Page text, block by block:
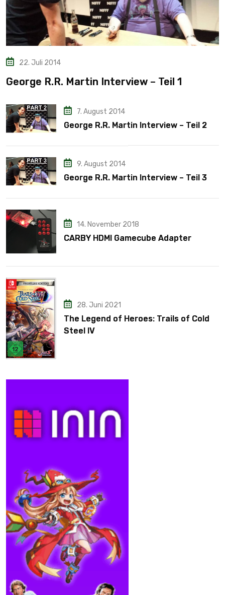
22. Juli 2014
George R.R. Martin Interview – Teil 1
7. August 2014
George R.R. Martin Interview – Teil 2
9. August 2014
George R.R. Martin Interview – Teil 3
14. November 2018
CARBY HDMI Gamecube Adapter
28. Juni 2021
The Legend of Heroes: Trails of Cold
Steel IV